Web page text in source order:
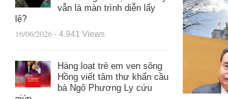
vẫn là màn trình diễn lấy
lệ?
16/06/2026 - 4.941 Views
Hàng loạt trẻ em ven sông
Hồng viết tâm thư khẩn cầu
bà Ngô Phương Ly cứu